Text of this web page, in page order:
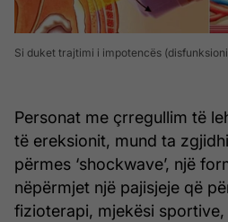
Si duket trajtimi i impotencës
Personat me çrregullim të
të ereksionit, mund ta
përmes ‘shockwave’, një
nëpërmjet një pajisjeje që
fizioterapi, mjekësi sportive,